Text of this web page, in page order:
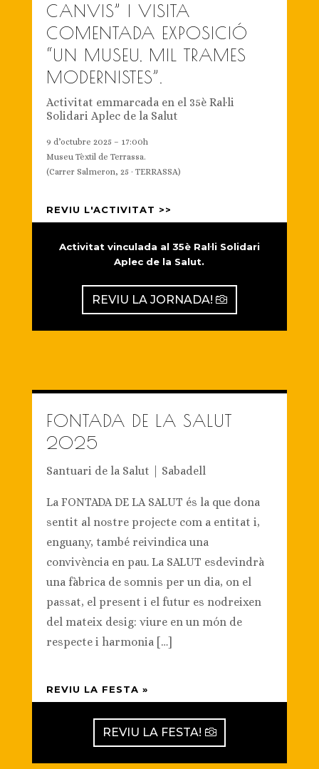
CANVIS” I VISITA
COMENTADA EXPOSICIÓ
“UN MUSEU, MIL TRAMES
MODERNISTES”.
Activitat emmarcada en el 35è Ral·li
Solidari Aplec de la Salut
9 d’octubre 2025 – 17:00h
Museu Tèxtil de Terrassa.
(Carrer Salmeron, 25 · TERRASSA)
REVIU L'ACTIVITAT >>
Activitat vinculada al 35è Ral·li Solidari
Aplec de la Salut.
REVIU LA JORNADA!
FONTADA DE LA SALUT
2025
Santuari de la Salut | Sabadell
La FONTADA DE LA SALUT és la que dona
sentit al nostre projecte com a entitat i,
enguany, també reivindica una
convivència en pau. La SALUT esdevindrà
una fàbrica de somnis per un dia, on el
passat, el present i el futur es nodreixen
del mateix desig: viure en un món de
respecte i harmonia […]
REVIU LA FESTA »
REVIU LA FESTA!